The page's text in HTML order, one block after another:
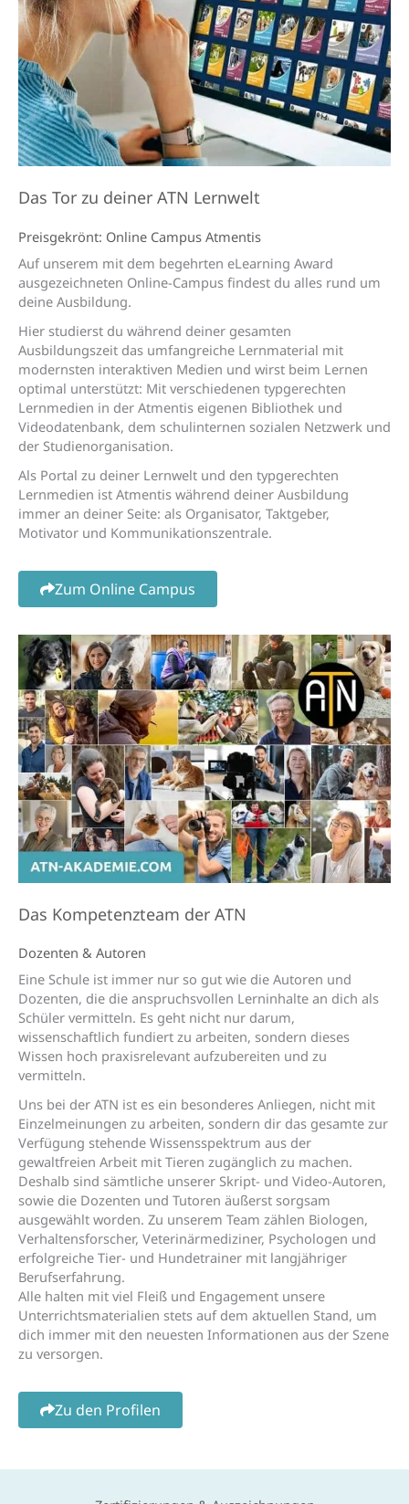
Das Tor zu deiner ATN Lernwelt
Preisgekrönt: Online Campus Atmentis
Auf unserem mit dem begehrten eLearning Award
ausgezeichneten Online-Campus findest du alles rund um
deine Ausbildung.
Hier studierst du während deiner gesamten
Ausbildungszeit das umfangreiche Lernmaterial mit
modernsten interaktiven Medien und wirst beim Lernen
optimal unterstützt: Mit verschiedenen typgerechten
Lernmedien in der Atmentis eigenen Bibliothek und
Videodatenbank, dem schulinternen sozialen Netzwerk und
der Studienorganisation.
Als Portal zu deiner Lernwelt und den typgerechten
Lernmedien ist Atmentis während deiner Ausbildung
immer an deiner Seite: als Organisator, Taktgeber,
Motivator und Kommunikationszentrale.
Zum Online Campus
Das Kompetenzteam der ATN
Dozenten & Autoren
Eine Schule ist immer nur so gut wie die Autoren und
Dozenten, die die anspruchsvollen Lerninhalte an dich als
Schüler vermitteln. Es geht nicht nur darum,
wissenschaftlich fundiert zu arbeiten, sondern dieses
Wissen hoch praxisrelevant aufzubereiten und zu
vermitteln.
Uns bei der ATN ist es ein besonderes Anliegen, nicht mit
Einzelmeinungen zu arbeiten, sondern dir das gesamte zur
Verfügung stehende Wissensspektrum aus der
gewaltfreien Arbeit mit Tieren zugänglich zu machen.
Deshalb sind sämtliche unserer Skript- und Video-Autoren,
sowie die Dozenten und Tutoren äußerst sorgsam
ausgewählt worden. Zu unserem Team zählen Biologen,
Verhaltensforscher, Veterinärmediziner, Psychologen und
erfolgreiche Tier- und Hundetrainer mit langjähriger
Berufserfahrung.
Alle halten mit viel Fleiß und Engagement unsere
Unterrichtsmaterialien stets auf dem aktuellen Stand, um
dich immer mit den neuesten Informationen aus der Szene
zu versorgen.
Zu den Profilen